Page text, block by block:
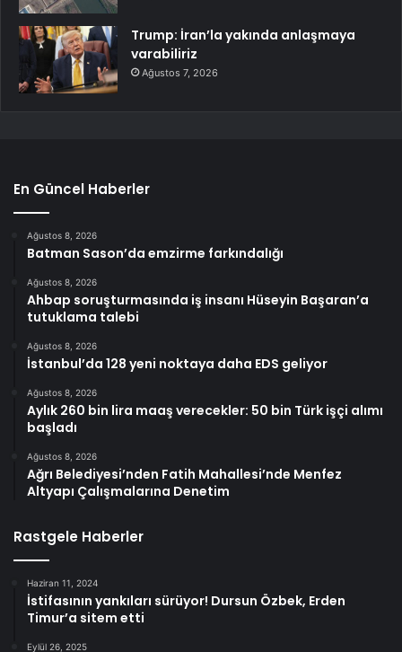
Trump: İran’la yakında anlaşmaya
varabiliriz
Ağustos 7, 2026
En Güncel Haberler
Ağustos 8, 2026
Batman Sason’da emzirme farkındalığı
Ağustos 8, 2026
Ahbap soruşturmasında iş insanı Hüseyin Başaran’a
tutuklama talebi
Ağustos 8, 2026
İstanbul’da 128 yeni noktaya daha EDS geliyor
Ağustos 8, 2026
Aylık 260 bin lira maaş verecekler: 50 bin Türk işçi alımı
başladı
Ağustos 8, 2026
Ağrı Belediyesi’nden Fatih Mahallesi’nde Menfez
Altyapı Çalışmalarına Denetim
Rastgele Haberler
Haziran 11, 2024
İstifasının yankıları sürüyor! Dursun Özbek, Erden
Timur’a sitem etti
Eylül 26, 2025